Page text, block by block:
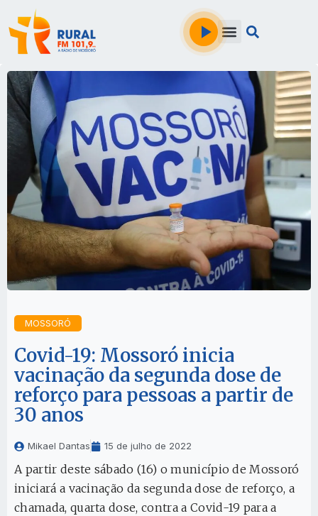
MOSSORÓ
Covid-19: Mossoró inicia
vacinação da segunda dose de
reforço para pessoas a partir de
30 anos
Mikael Dantas 15 de julho de 2022
A partir deste sábado (16) o município de Mossoró
iniciará a vacinação da segunda dose de reforço, a
chamada, quarta dose, contra a Covid-19 para a